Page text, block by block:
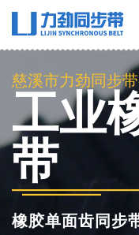
慈溪市力劲同步
工业
带
橡胶单面齿同步